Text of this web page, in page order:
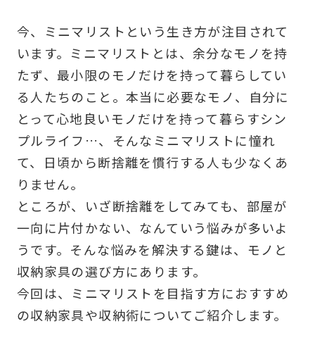
今、ミニマリストという生き方が注目されて
います。ミニマリストとは、余分なモノを持
たず、最小限のモノだけを持って暮らしてい
る人たちのこと。本当に必要なモノ、自分に
とって心地良いモノだけを持って暮らすシン
プルライフ…、そんなミニマリストに憧れ
て、日頃から断捨離を慣行する人も少なくあ
りません。
ところが、いざ断捨離をしてみても、部屋が
一向に片付かない、なんていう悩みが多いよ
うです。そんな悩みを解決する鍵は、モノと
収納家具の選び方にあります。
今回は、ミニマリストを目指す方におすすめ
の収納家具や収納術についてご紹介します。